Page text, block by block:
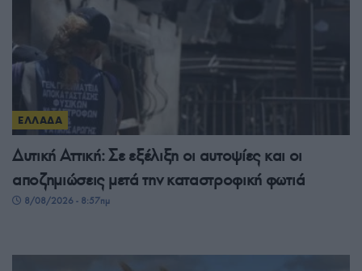
ΕΛΛΑΔΑ
Δυτική Αττική: Σε εξέλιξη οι αυτοψίες και οι
αποζημιώσεις μετά την καταστροφική φωτιά
8/08/2026 - 8:57πμ